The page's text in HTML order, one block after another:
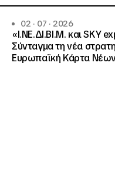
02 · 07 · 2026
«Ι.ΝΕ.ΔΙ.ΒΙ.Μ. και SKY
Σύνταγμα τη νέα
Ευρωπαϊκή Κάρτα